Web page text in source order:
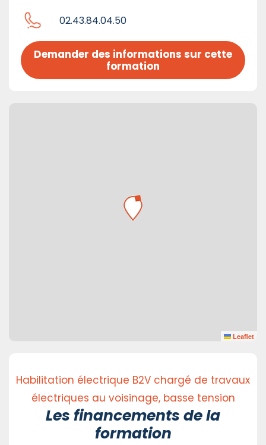
02.43.84.04.50
Demander des informations sur cette
formation
Leaflet
Habilitation électrique B2V chargé de travaux
électriques au voisinage, basse tension
Les financements de la
formation